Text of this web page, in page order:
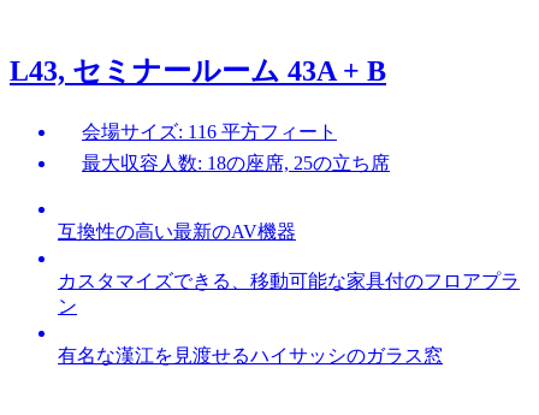
L43, セミナールーム 43A + B
会場サイズ: 116 平方フィート
最大収容人数: 18の座席, 25の立ち席
互換性の高い最新のAV機器
カスタマイズできる、移動可能な家具付のフロアプラ
ン
有名な漢江を見渡せるハイサッシのガラス窓